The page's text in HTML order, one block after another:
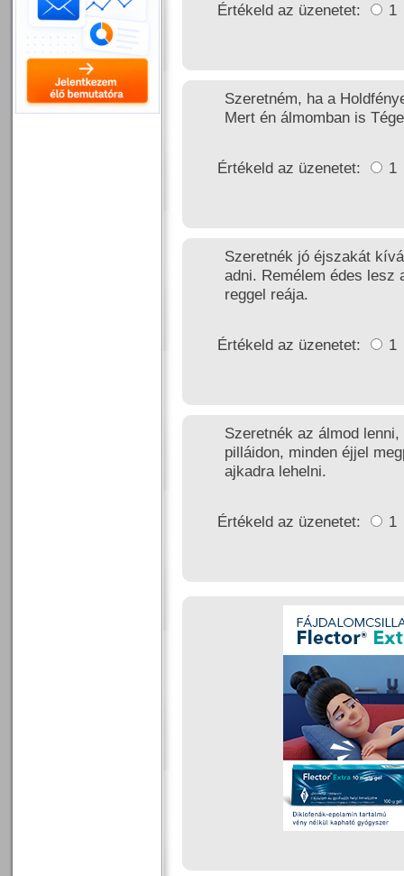
Értékeld az üzenetet: 1
Szeretném, ha a
Mert én álmomban is
Értékeld az üzenetet: 1
Szeretnék jó éjszakát
adni. Remélem édes lesz
reggel reája.
Értékeld az üzenetet: 1
Szeretnék az álmod
pilláidon, minden éjjel
ajkadra lehelni.
Értékeld az üzenetet: 1